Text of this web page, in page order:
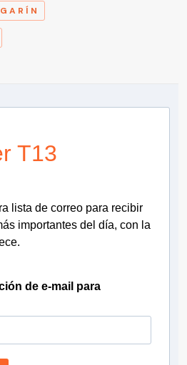
T13
lista de correo para recibir
importantes del día, con la
de e-mail para